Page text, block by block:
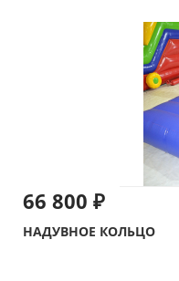
66 800 ₽
НАДУВНОЕ КОЛЬЦО